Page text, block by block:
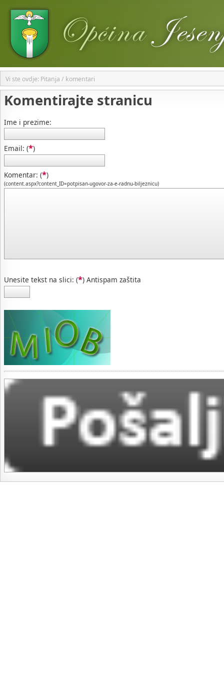
Vi ste ovdje: Pitanja / komentari
Komentirajte stranicu
Ime i prezime:
Email: (*)
Komentar: (*)
(content.aspx?content_ID=potpisan-ugovor-za-e-radnu-biljeznicu)
Unesite tekst na slici: (*) Antispam zaštita